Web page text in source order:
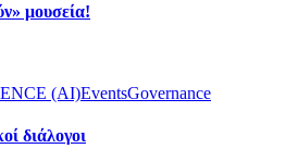
μουσεία!
(AI)EventsGovernance
διάλογοι